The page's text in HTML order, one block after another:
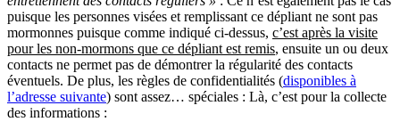
puisque les personnes visées et remplissant ce dépliant ne sont pas
mormonnes puisque comme indiqué ci-dessus, c’est après la visite
pour les non-mormons que ce dépliant est remis, ensuite un ou deux
contacts ne permet pas de démontrer la régularité des contacts
éventuels. De plus, les règles de confidentialités (disponibles à
l’adresse suivante) sont assez… spéciales : Là, c’est pour la collecte
des informations :